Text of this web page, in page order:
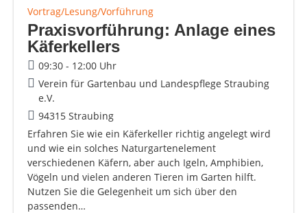
Vortrag/Lesung/Vorführung
Praxisvorführung: Anlage eines
Käferkellers
09:30 - 12:00 Uhr
Verein für Gartenbau und Landespflege Straubing
e.V.
94315 Straubing
Erfahren Sie wie ein Käferkeller richtig angelegt wird
und wie ein solches Naturgartenelement
verschiedenen Käfern, aber auch Igeln, Amphibien,
Vögeln und vielen anderen Tieren im Garten hilft.
Nutzen Sie die Gelegenheit um sich über den
passenden…